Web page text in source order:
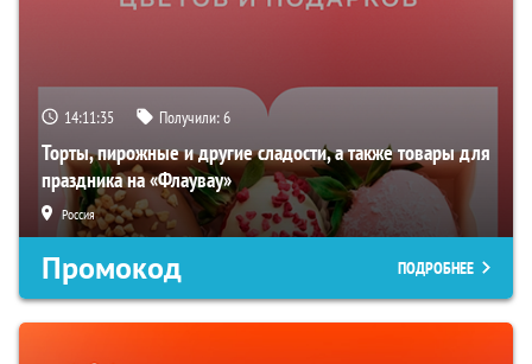
14:11:34 Получили:6
Торты, пирожные и другие сладости, а также товары для
праздника на «Флаувау»
Россия
Промокод ПОДРОБНЕЕ